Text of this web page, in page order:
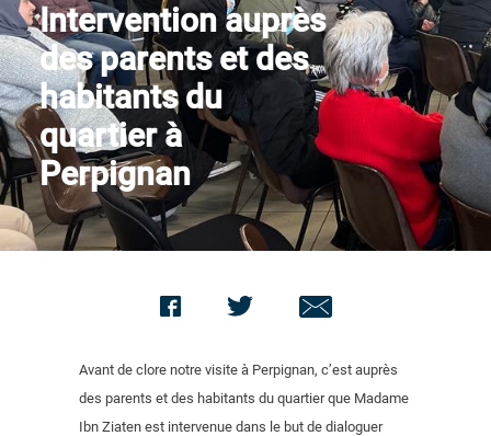
Nous contacter
Intervention auprès
des parents et des
habitants du
quartier à
Perpignan
Avant de clore notre visite à Perpignan, c’est auprès
des parents et des habitants du quartier que Madame
Ibn Ziaten est intervenue dans le but de dialoguer